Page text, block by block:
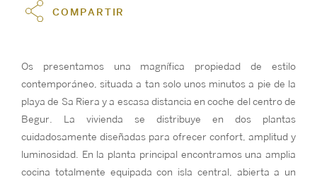
COMPARTIR
Os presentamos una magnífica propiedad de estilo
contemporáneo, situada a tan solo unos minutos a pie de la
playa de Sa Riera y a escasa distancia en coche del centro de
Begur. La vivienda se distribuye en dos plantas
cuidadosamente diseñadas para ofrecer confort, amplitud y
luminosidad. En la planta principal encontramos una amplia
cocina totalmente equipada con isla central, abierta a un